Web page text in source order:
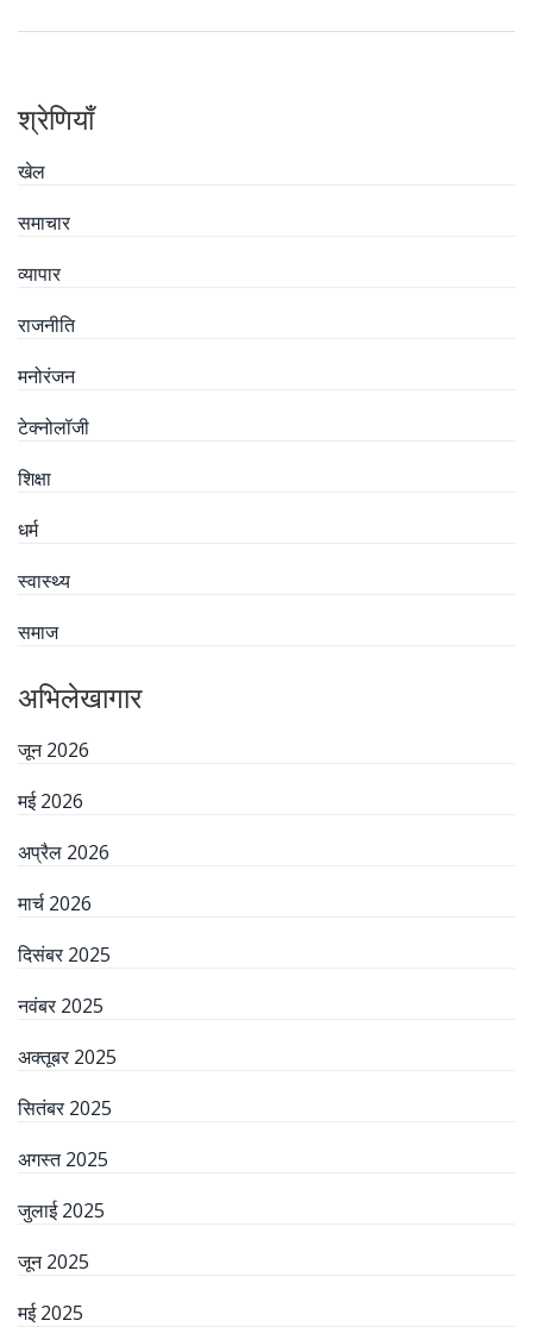
श्रेणियाँ
खेल
समाचार
व्यापार
राजनीति
मनोरंजन
टेक्नोलॉजी
शिक्षा
धर्म
स्वास्थ्य
समाज
अभिलेखागार
जून 2026
मई 2026
अप्रैल 2026
मार्च 2026
दिसंबर 2025
नवंबर 2025
अक्तूबर 2025
सितंबर 2025
अगस्त 2025
जुलाई 2025
जून 2025
मई 2025